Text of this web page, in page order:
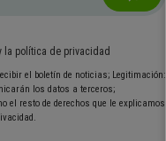
la política de privacidad
el boletín de noticias; Legitimación:
los datos a terceros;
el resto de derechos que le explicamos